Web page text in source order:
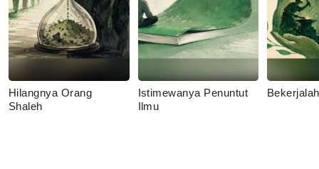
Hilangnya Orang
Shaleh
Istimewanya Penuntut
Ilmu
Bekerjalah